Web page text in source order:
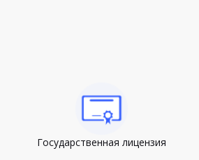
Государственная лицензия